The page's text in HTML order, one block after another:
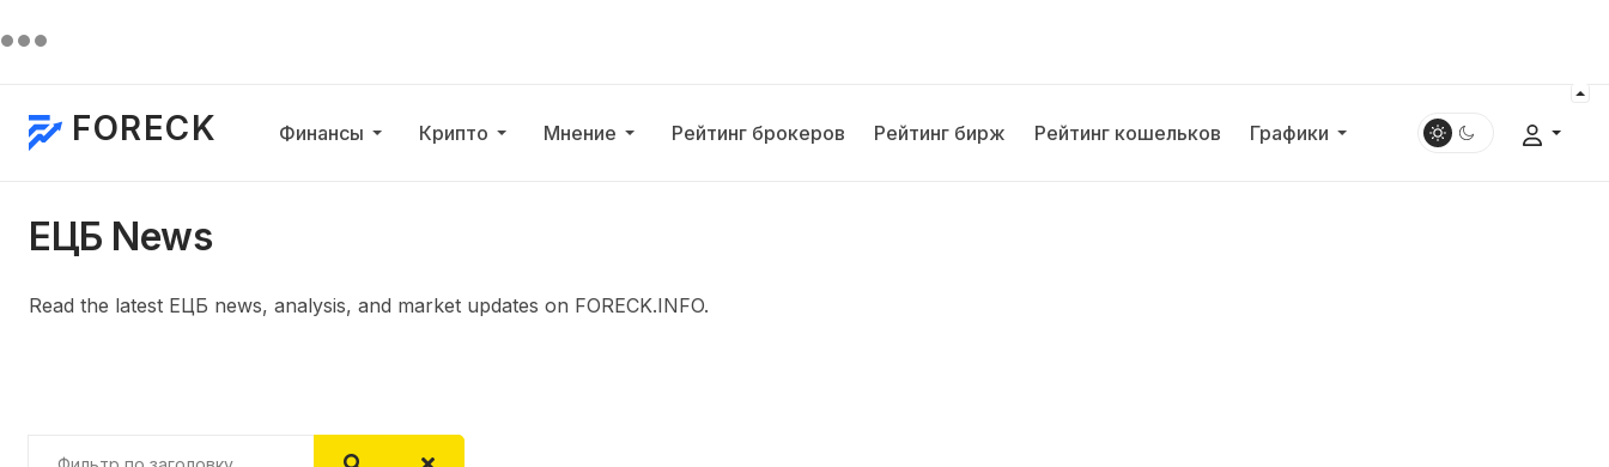
FORECK Финансы Крипто Мнение Рейтинг брокеров Рейтинг бирж Рейтинг кошельков Графики
ЕЦБ News
Read the latest ЕЦБ news, analysis, and market updates on FORECK.INFO.